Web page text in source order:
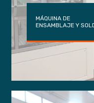
MÁQUINA DE
ENSAMBLAJE Y